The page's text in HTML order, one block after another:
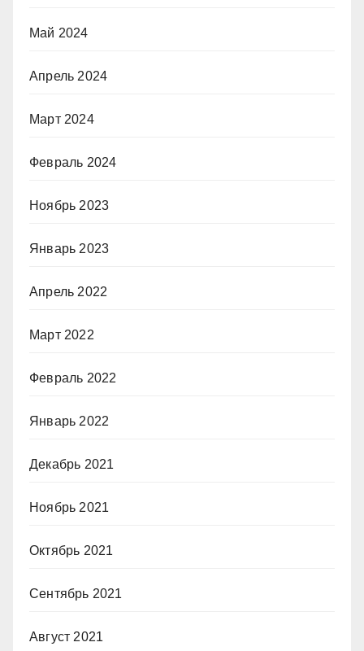
Май 2024
Апрель 2024
Март 2024
Февраль 2024
Ноябрь 2023
Январь 2023
Апрель 2022
Март 2022
Февраль 2022
Январь 2022
Декабрь 2021
Ноябрь 2021
Октябрь 2021
Сентябрь 2021
Август 2021